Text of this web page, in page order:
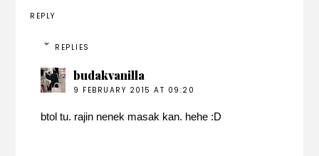
REPLY
REPLIES
budakvanilla
9 FEBRUARY 2015 AT 09:20
btol tu. rajin nenek masak kan. hehe :D